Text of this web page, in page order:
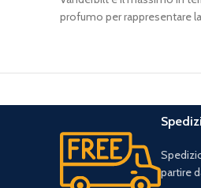
profumo per rappresentare
partire